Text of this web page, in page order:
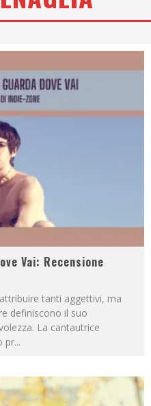
Vai: Recensione
tanti aggettivi, ma
definiscono il suo
La cantautrice
pr...